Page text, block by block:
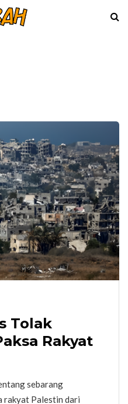
Tolak
Rakyat
sebarang
rakyat Palestin dari